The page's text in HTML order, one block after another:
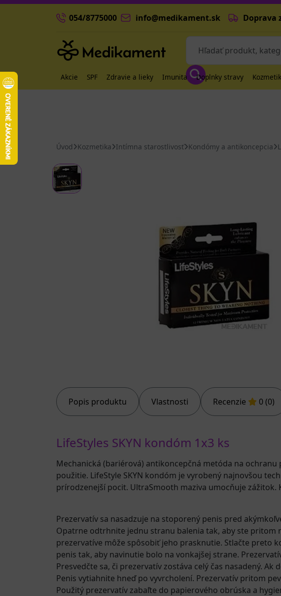
054/8775000 info@medikament.sk Doprava
Akcie SPF Zdravie a lieky Imunita Doplnky stravy
Úvod Kozmetika Intímna starostlivosť Kondómy a antikoncepcia
Popis produktu Vlastnosti Recenzie 0 (0)
LifeStyles SKYN kondóm 1x3 ks
Mechanická (bariérová) antikoncepčná metóda na
použitie. LifeStyle SKYN kondóm je vyrobený najnovšou
prírodzenejší pocit. UltraSmooth maziva umocňuje
Prezervatív sa nasadzuje na stoporený penis pred
Opatrne odtrhnite jednu stranu balenia tak, aby ste pritom
prezervatíve môže spôsobiť jeho prasknutie. Stlačte preto
penis tak, aby navinutie bolo na vonkajšej strane.
Presvedčte sa, či prezervatív zostáva celý čas nasadený.
Penis vytiahnite hneď po vyvrcholení. Prezervatív pritom
Použitý prezervatív zabaľte do papierového obrúska a